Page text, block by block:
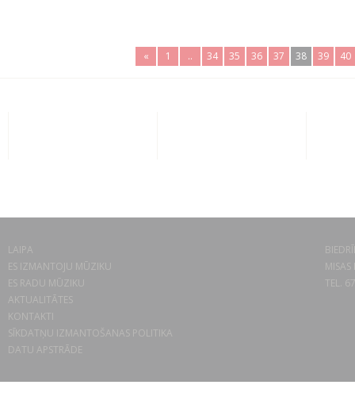
« 1 .. 34 35 36 37 38 39 40
LAIPA
ES IZMANTOJU MŪZIKU
ES RADU MŪZIKU
AKTUALITĀTES
KONTAKTI
SĪKDATŅU IZMANTOŠANAS POLITIKA
DATU APSTRĀDE
TEL.